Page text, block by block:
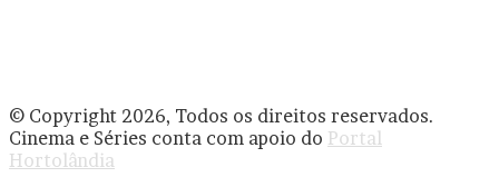
© Copyright 2026, Todos os direitos reservados.
Cinema e Séries conta com apoio do Portal
Hortolândia